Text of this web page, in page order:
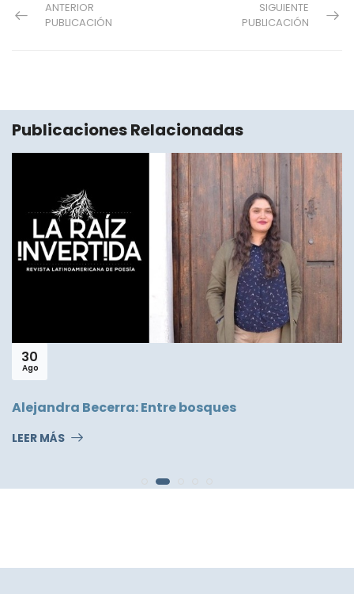
ANTERIOR
PUBLICACIÓN
SIGUIENTE
PUBLICACIÓN
Publicaciones Relacionadas
30
Ago
Alejandra Becerra: Entre bosques
LEER MÁS